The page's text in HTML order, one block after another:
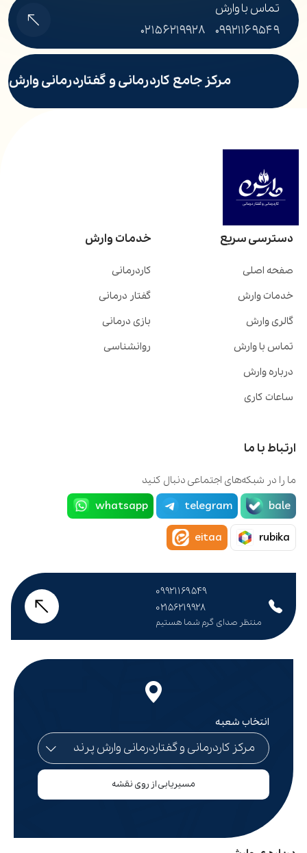
تماس با وارش
۰۲۱۵۶۲۱۹۹۲۸
۰۹۹۲۱۱۶۹۵۴۹
مرکز جامع کاردرمانی و گفتاردرمانی وارش
دسترسی سریع
صفحه اصلی
خدمات وارش
گالری وارش
تماس با وارش
درباره وارش
ساعات کاری
خدمات وارش
کاردرمانی
گفتار درمانی
بازی درمانی
روانشناسی
ارتباط با ما
ما را در شبکه‌های اجتماعی دنبال کنید
bale
telegram
whatsapp
rubika
eitaa
۰۹۹۲۱۱۶۹۵۴۹
۰۲۱۵۶۲۱۹۹۲۸
منتظر صدای گرم شما هستیم
انتخاب شعبه
مسیریابی از روی نقشه